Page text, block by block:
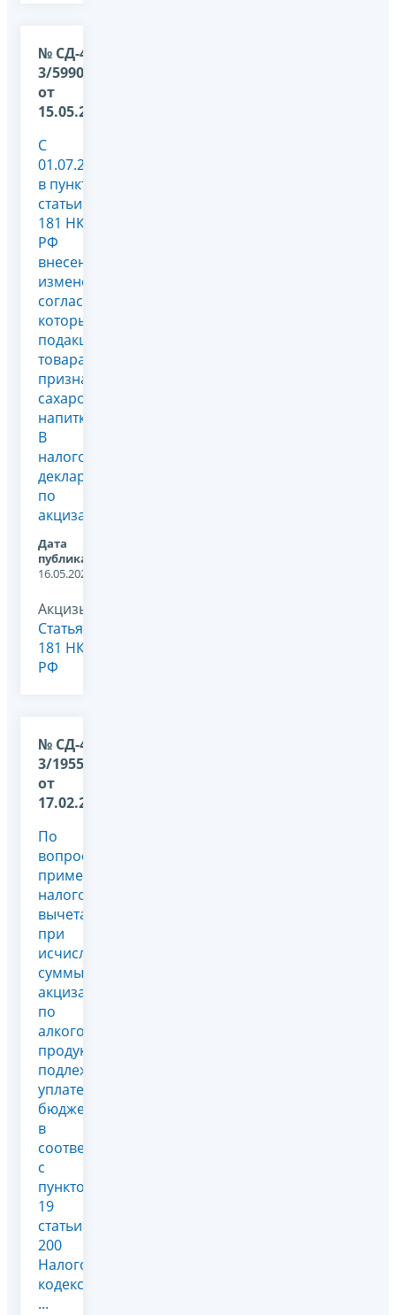
№ СД-4-
3/5990@
от
15.05.2023
С
01.07.2023
в пункт 1
статьи
181 НК
РФ
внесены
изменения,
согласно
которым
подакцизными
товарами
признаются
сахаросодержащие
напитки.
В
налоговой
декларации
по
акцизам...
Дата
публикации:
16.05.2023
Акцизы,
Статья
181 НК
РФ
№ СД-4-
3/1955@
от
17.02.2023
По
вопросу
применения
налогового
вычета
при
исчислении
суммы
акциза
по
алкогольной
продукции,
подлежащей
уплате в
бюджет,
в
соответствии
с
пунктом
19
статьи
200
Налогового
кодекса
...